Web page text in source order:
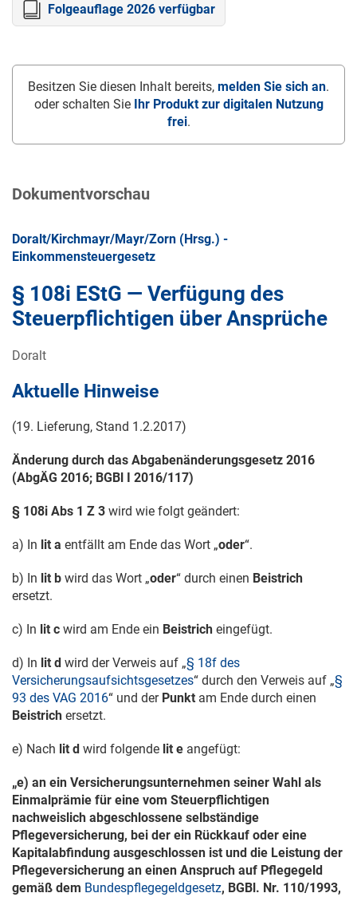
Folgeauflage 2026 verfügbar
Besitzen Sie diesen Inhalt bereits, melden Sie sich an.
oder schalten Sie
Ihr Produkt zur digitalen Nutzung
frei.
Dokumentvorschau
Doralt/Kirchmayr/Mayr/Zorn (Hrsg.) -
Einkommensteuergesetz
§ 108i EStG — Verfügung des
Steuerpflichtigen über Ansprüche
Doralt
Aktuelle Hinweise
(19. Lieferung, Stand 1.2.2017)
Änderung durch das Abgabenänderungsgesetz 2016
(AbgÄG 2016; BGBl
I 2016/117)
§ 108i Abs 1 Z 3 wird wie folgt geändert:
a) In lit a entfällt am Ende das Wort „oder“.
b) In lit b wird das Wort „oder“ durch einen Beistrich
ersetzt.
c) In lit c wird am Ende ein Beistrich eingefügt.
d) In lit d wird der Verweis auf „§ 18f des
Versicherungsaufsichtsgesetzes“ durch den Verweis auf „§
93 des VAG 2016“ und der Punkt am Ende durch einen
Beistrich ersetzt.
e) Nach lit d wird folgende lit e angefügt:
„e) an ein Versicherungsunternehmen seiner Wahl als
Einmalprämie für eine vom Steuerpflichtigen
nachweislich abgeschlossene selbständige
Pflegeversicherung, bei der ein Rückkauf oder eine
Kapitalabfindung ausgeschlossen ist und die Leistung der
Pflegeversicherung an einen Anspruch auf Pflegegeld
gemäß dem Bundespflegegeldgesetz, BGBl. Nr. 110/1993,